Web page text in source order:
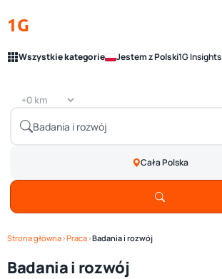
1G
Wszystkie kategorie Jestem z Polski1G Insights
Cała Polska
Strona główna›Praca›Badania i rozwój
Badania i rozwój